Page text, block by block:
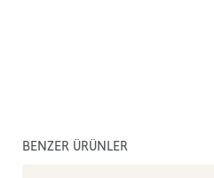
BENZER ÜRÜNLER